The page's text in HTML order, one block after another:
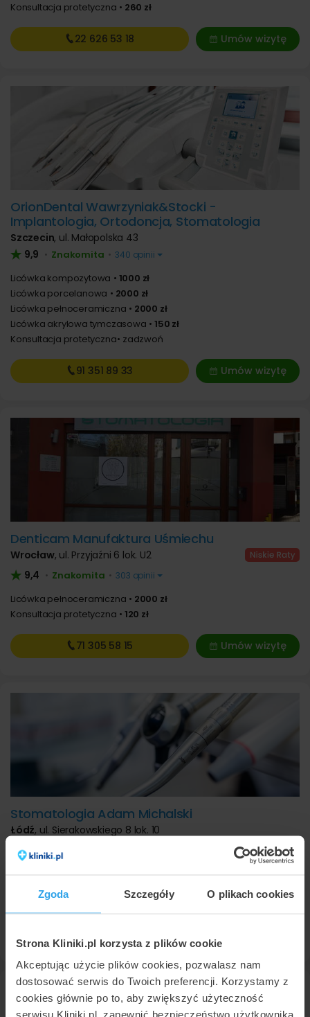
Zgoda Szczegóły O plikach cookies
Strona Kliniki.pl korzysta z plików cookie
Akceptując użycie plików cookies, pozwalasz nam
dostosować serwis do Twoich preferencji. Korzystamy z
cookies głównie po to, aby zwiększyć użyteczność
serwisu Kliniki.pl, zapewnić bezpieczeństwo użytkownika
Konsultacja protetyczna
260 zł
Umów wizytę
22 626 53 18
OrionDental Wawrzyniak&Stocki -
Implantologia, Ortodoncja, Stomatologia
Szczecin, ul. Małopolska 43
9,9 • Znakomita • 340 opinii
Licówka kompozytowa
1000 zł
Licówka porcelanowa
2000 zł
Licówka pełnoceramiczna
2000 zł
Licówka akrylowa tymczasowa
150 zł
Konsultacja protetyczna zadzwoń
Umów wizytę
91 351 89 33
Denticam Manufaktura Uśmiechu
Wrocław, ul. Przyjaźni 6 lok. U2
9,4 • Znakomita • 303 opinii
Licówka pełnoceramiczna
2000 zł
Konsultacja protetyczna
120 zł
Umów wizytę
71 305 58 15
Stomatologia Adam Michalski
Łódź, ul. Sierakowskiego 8 lok. 10
9,6
Konsultacja protetyczna
zadzwoń